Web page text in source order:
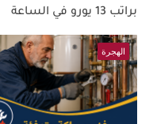
براتب 13 يورو في الساعة
الهجرة